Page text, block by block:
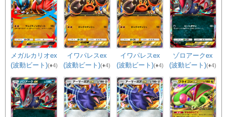
メガルカリオex
(波動ビート)(♦4)
イワパレスex
(波動ビート)(♦4)
イワパレスex
(波動ビート)(♦4)
ゾロアークex
(波動ビート)(♦4)